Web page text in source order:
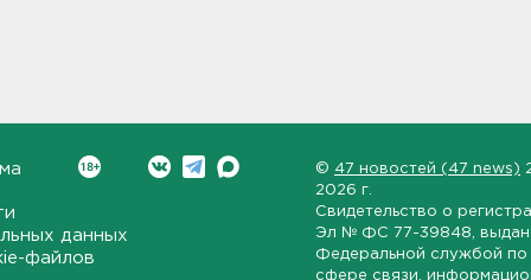
данных
файлов
© 47 новостей (47 news)
2026 г.
Свидетельство о
Эл № ФС 77-39848 ,
Федеральной службой по
сфере связи,